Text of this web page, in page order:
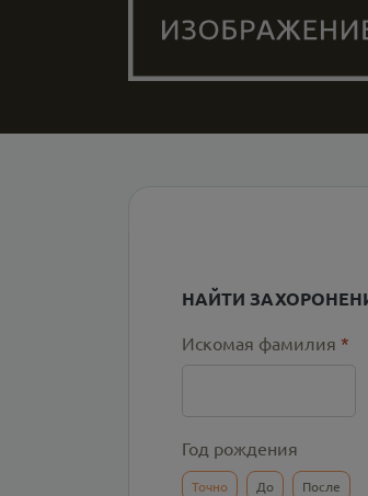
НАЙТИ
Искомая фамилия *
Год рождения
Точно До После